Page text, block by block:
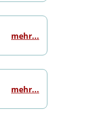
mehr...
mehr...